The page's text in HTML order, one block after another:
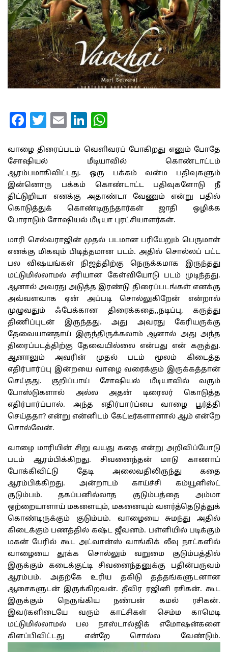
Facebook
Twitter
EmailLinkedIn
வாழை திரைப்படம் வெளிவரப் போகிறது எனும் போதே
சோஷியல் மீடியாவில் கொண்டாட்டம்
ஆரம்பமாகிவிட்டது. ஒரு பக்கம் வன்ம பதிவுகளும்
இன்னொரு பக்கம் கொண்டாட்ட பதிவுகளோடு நீ
திட்டுறியா எனக்கு அதாண்டா வேணும் என்று பதில்
கொடுத்துக் கொண்டிருந்தார்கள் ஜாதி ஒழிக்க
போராடும் சோஷியல் மீடியா புரட்சியாளர்கள்.
மாரி செல்வராஜின் முதல் படமான பரியேறும் பெருமாள்
எனக்கு மிகவும் பிடித்தமான படம். அதில் சொல்லப் பட்ட
பல விஷயங்கள் நிஜத்திற்கு நெருக்கமாக இருந்தது
மட்டுமில்லாமல் சரியான கேள்வியோடு படம் முடிந்தது.
ஆனால் அவரது அடுத்த இரண்டு திரைப்படங்கள் எனக்கு
அவ்வளவாக ஏன் அப்படி சொல்லுகிறேன் என்றால்
முழுவதும் ஃபேக்கான திரைக்கதை,,நடிப்பு, கருத்து
திணிப்புடன் இருந்தது. அது அவரது கேரியருக்கு
தேவையானதாய் இருந்திருக்கலாம் ஆனால் அது அந்த
திரைப்படத்திற்கு தேவையில்லை என்பது என் கருத்து.
ஆனாலும் அவரின் முதல் படம் மூலம் கிடைத்த
எதிர்பார்ப்பு இன்றயை வாழை வரைக்கும் இருக்கத்தான்
செய்தது. குறிப்பாய் சோஷியல் மீடியாவில் வரும்
போஸ்டுகளால் அல்ல அதன் டிரைலர் கொடுத்த
எதிர்பார்ப்பால். அந்த எதிர்பார்ப்பை வாழை பூர்த்தி
செய்ததா? என்று என்னிடம் கேட்டீர்களானால் ஆம் என்றே
சொல்வேன்.
வாழை மாரியின் சிறு வயது கதை என்று அறிவிப்போடு
படம் ஆரம்பிக்கிறது. சிவனைந்தன் மாடு காணாப்
போக்கிவிட்டு தேடி அலைவதிலிருந்து கதை
ஆரம்பிக்கிறது. அன்றாடம் காய்ச்சி கம்யூனிஸ்ட்
குடும்பம். தகப்பனில்லாத குடும்பத்தை அம்மா
ஒற்றையாளாய் மகளையும், மகனையும் வளர்த்தெடுத்துக்
கொண்டிருக்கும் குடும்பம். வாழையை சுமந்து அதில்
கிடைக்கும் பணத்தில் கஷ்ட ஜீவனம். பள்ளியில் படிக்கும்
மகன் பேரில் கூட அட்வான்ஸ் வாங்கிக் லீவு நாட்களில்
வாழையை தூக்க சொல்லும் வறுமை குடும்பத்தில்
இருக்கும் கடைக்குட்டி சிவனைந்தனுக்கு பதின்பருவம்
ஆரம்பம். அதற்கே உரிய தகிடு தத்தங்களுடனான
ஆசைகளுடன் இருக்கிறவன். தீவிர ரஜினி ரசிகன். கூட
இருக்கும் நெருங்கிய நண்பன் கமல் ரசிகன்.
இவர்களிடையே வரும் காட்சிகள் செம்ம காமெடி
மட்டுமில்லாமல் பல நாஸ்டால்ஜிக் எமோஷன்களை
கிளப்பிவிட்டது என்றே சொல்ல வேண்டும்.